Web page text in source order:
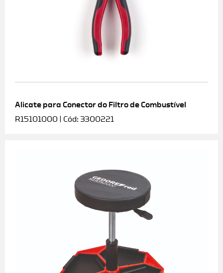
Alicate para Conector do Filtro de Combustível
R15101000 | Cód: 3300221